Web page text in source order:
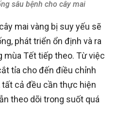
sâu bệnh cho cây mai
mai vàng bị suy yếu sẽ
phát triển ổn định và ra
mùa Tết tiếp theo. Từ việc
tỉa cho đến điều chỉnh
cả đều cần thực hiện
theo dõi trong suốt quá